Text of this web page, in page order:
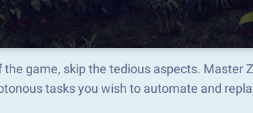
game, skip the tedious aspects. Master
tasks you wish to automate and